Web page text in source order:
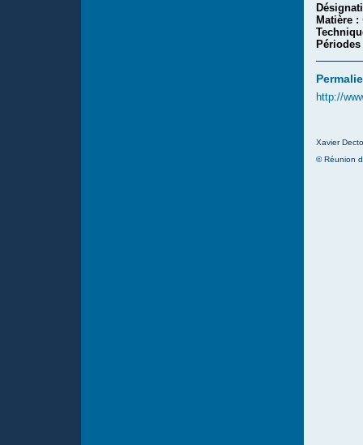
Matière :
http://
Xavier
© Réunion